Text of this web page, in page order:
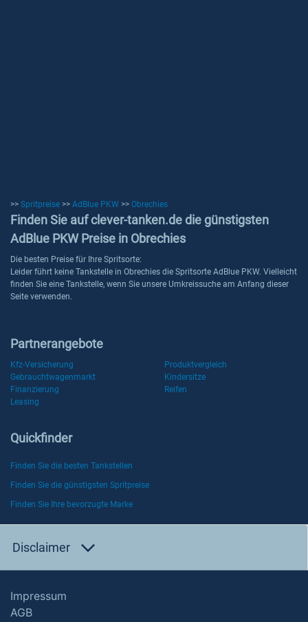
>> Spritpreise >> AdBlue PKW >> Obrechies
Finden Sie auf clever-tanken.de die günstigsten
AdBlue PKW Preise in Obrechies
Die besten Preise für Ihre Spritsorte:
Leider führt keine Tankstelle in Obrechies die Spritsorte AdBlue PKW. Vielleicht
finden Sie eine Tankstelle, wenn Sie unsere Umkreissuche am Anfang dieser
Seite verwenden.
Partnerangebote
Kfz-Versicherung
Produktvergleich
Gebrauchtwagenmarkt
Kindersitze
Finanzierung
Reifen
Leasing
Quickfinder
Finden Sie die besten Tankstellen
Finden Sie die günstigsten Spritpreise
Finden Sie Ihre bevorzugte Marke
Disclaimer
Impressum
AGB